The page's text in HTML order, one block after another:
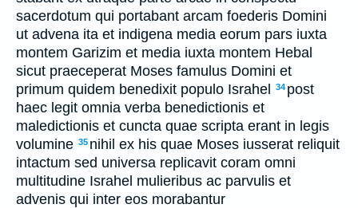
sacerdotum qui portabant arcam foederis Domini
ut advena ita et indigena media eorum pars iuxta
montem Garizim et media iuxta montem Hebal
sicut praeceperat Moses famulus Domini et
primum quidem benedixit populo Israhel 34 post
haec legit omnia verba benedictionis et
maledictionis et cuncta quae scripta erant in legis
volumine 35 nihil ex his quae Moses iusserat reliquit
intactum sed universa replicavit coram omni
multitudine Israhel mulieribus ac parvulis et
advenis qui inter eos morabantur